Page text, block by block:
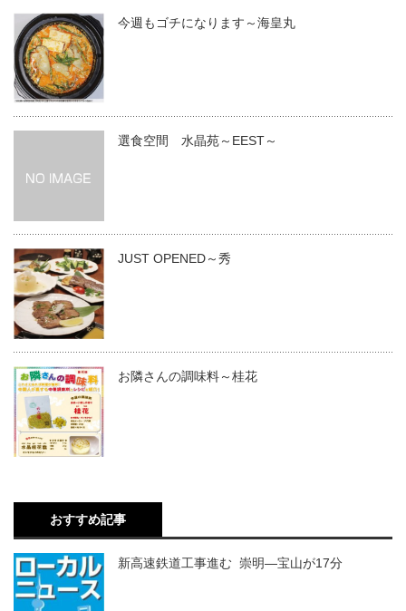
今週もゴチになります～海皇丸
選食空間 水晶苑～EEST～
JUST OPENED～秀
お隣さんの調味料～桂花
おすすめ記事
新高速鉄道工事進む 崇明―宝山が17分